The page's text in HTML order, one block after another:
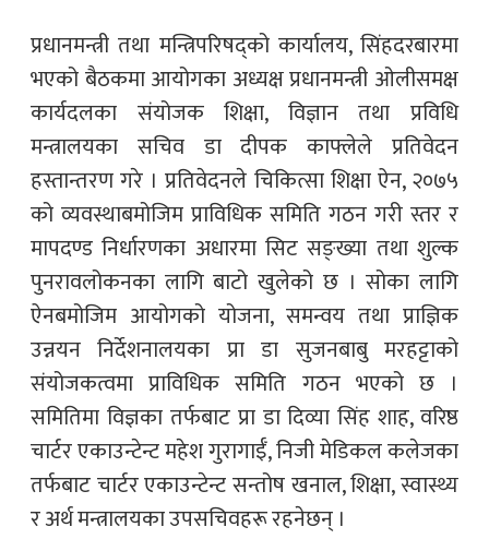
प्रधानमन्त्री तथा मन्त्रिपरिषद्को कार्यालय, सिंहदरबारमा
भएको बैठकमा आयोगका अध्यक्ष प्रधानमन्त्री ओलीसमक्ष
कार्यदलका संयोजक शिक्षा, विज्ञान तथा प्रविधि
मन्त्रालयका सचिव डा दीपक काफ्लेले प्रतिवेदन
हस्तान्तरण गरे । प्रतिवेदनले चिकित्सा शिक्षा ऐन, २०७५
को व्यवस्थाबमोजिम प्राविधिक समिति गठन गरी स्तर र
मापदण्ड निर्धारणका अधारमा सिट सङ्ख्या तथा शुल्क
पुनरावलोकनका लागि बाटो खुलेको छ । सोका लागि
ऐनबमोजिम आयोगको योजना, समन्वय तथा प्राज्ञिक
उन्नयन निर्देशनालयका प्रा डा सुजनबाबु मरहट्टाको
संयोजकत्वमा प्राविधिक समिति गठन भएको छ ।
समितिमा विज्ञका तर्फबाट प्रा डा दिव्या सिंह शाह, वरिष्ठ
चार्टर एकाउन्टेन्ट महेश गुरागाईँ, निजी मेडिकल कलेजका
तर्फबाट चार्टर एकाउन्टेन्ट सन्तोष खनाल, शिक्षा, स्वास्थ्य
र अर्थ मन्त्रालयका उपसचिवहरू रहनेछन् ।